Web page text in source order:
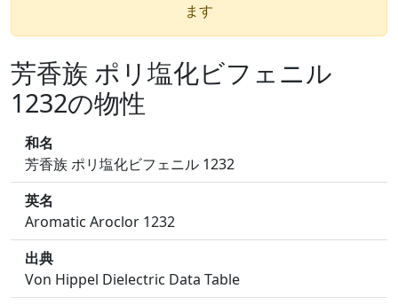
ます
芳香族 ポリ塩化ビフェニル
1232の物性
和名
芳香族 ポリ塩化ビフェニル 1232
英名
Aromatic Aroclor 1232
出典
Von Hippel Dielectric Data Table